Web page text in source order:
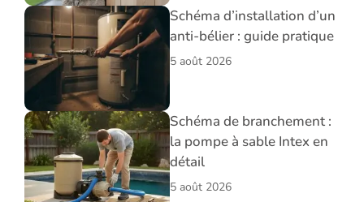
Schéma d’installation d’un
anti-bélier : guide pratique
5 août 2026
Schéma de branchement :
la pompe à sable Intex en
détail
5 août 2026